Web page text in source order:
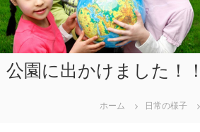
公園に出かけました！！
ホーム 日常の様子